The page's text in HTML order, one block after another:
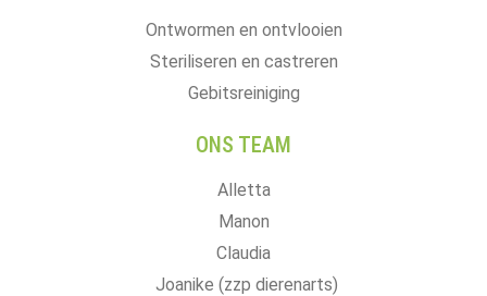
Ontwormen en ontvlooien
Steriliseren en castreren
Gebitsreiniging
ONS TEAM
Alletta
Manon
Claudia
Joanike (zzp dierenarts)